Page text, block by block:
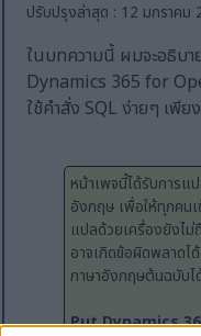
ปรับปรุงล่าสุด : 12 มกราคม
ในบทความนี้ ผมจะอธิบ
Dynamics 365 for
ใช้คำสั่ง SQL ง่ายๆ เพีย
หน้าเพจนี้ได้รับการแ
อังกฤษ เพื่อให้ทุกคน
แปลด้วยเครื่องยังไ
อาจเกิดข้อผิดพลาดไ
ภาษาอังกฤษต้นฉบับไ
Put Dynamics